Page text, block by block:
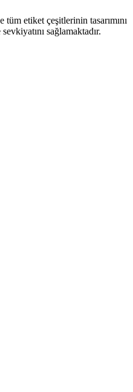
etiket çeşitlerinin tasarımını
sağlamaktadır.